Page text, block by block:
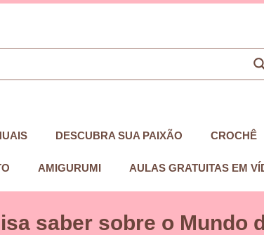
DESCUBRA SUA PAIXÃO CROCHÊ
AMIGURUMI AULAS GRATUITAS EM
saber sobre o Mundo